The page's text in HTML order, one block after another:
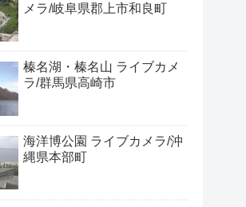
メラ/岐阜県郡上市和良町
榛名湖・榛名山 ライブカメ
ラ/群馬県高崎市
海洋博公園 ライブカメラ/沖
縄県本部町